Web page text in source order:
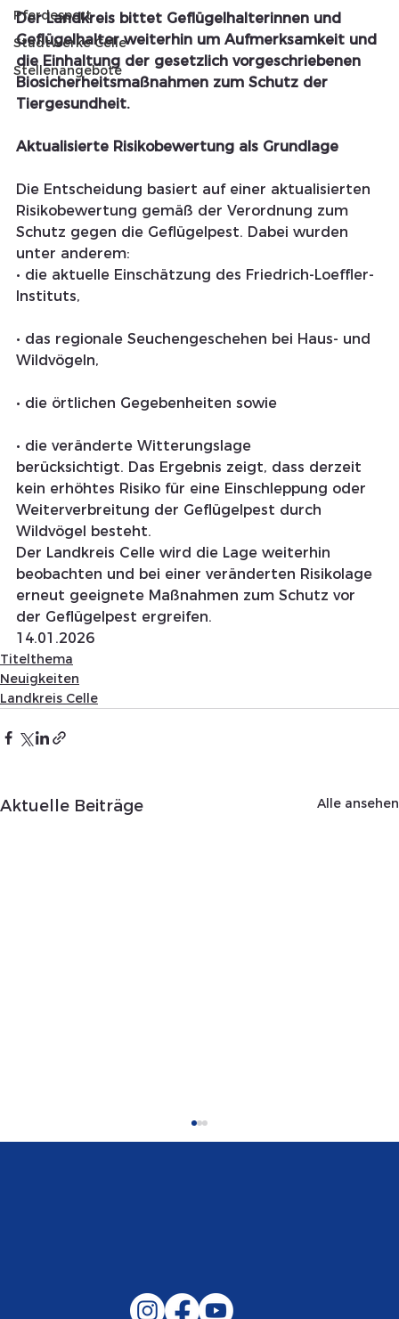
Pferdesport
Stadtwerke Celle
Stellenangebote
Der Landkreis bittet Geflügelhalterinnen und
Geflügelhalter weiterhin um Aufmerksamkeit und
die Einhaltung der gesetzlich vorgeschriebenen
Biosicherheitsmaßnahmen zum Schutz der
Tiergesundheit.
Aktualisierte Risikobewertung als Grundlage
Die Entscheidung basiert auf einer aktualisierten
Risikobewertung gemäß der Verordnung zum
Schutz gegen die Geflügelpest. Dabei wurden
unter anderem:
• die aktuelle Einschätzung des Friedrich-Loeffler-
Instituts,
• das regionale Seuchengeschehen bei Haus- und
Wildvögeln,
• die örtlichen Gegebenheiten sowie
• die veränderte Witterungslage
berücksichtigt. Das Ergebnis zeigt, dass derzeit
kein erhöhtes Risiko für eine Einschleppung oder
Weiterverbreitung der Geflügelpest durch
Wildvögel besteht.
Der Landkreis Celle wird die Lage weiterhin
beobachten und bei einer veränderten Risikolage
erneut geeignete Maßnahmen zum Schutz vor
der Geflügelpest ergreifen.
14.01.2026
Titelthema
Neuigkeiten
Landkreis Celle
Aktuelle Beiträge Alle ansehen